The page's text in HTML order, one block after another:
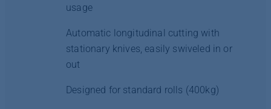
usage
Automatic longitudinal cutting with
stationary knives, easily swiveled in or
out
Designed for standard rolls (400kg)